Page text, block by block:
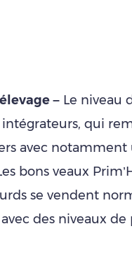
– Le niveau
intégrateurs, qui
avec
bons veaux
se vendent
des niveaux